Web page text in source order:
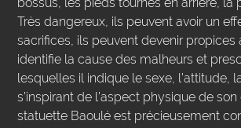
Très dangereux, ils peuvent avoir un
sacrifices, ils peuvent devenir
identifie la cause des malheurs et
lesquelles il indique le sexe, l’attitude,
s’inspirant de l’aspect physique de
statuette Baoulé est précieusement